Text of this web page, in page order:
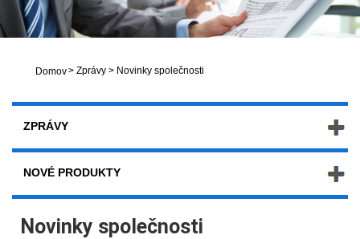
Domov> Zprávy > Novinky společnosti
ZPRÁVY
NOVÉ PRODUKTY
Novinky společnosti